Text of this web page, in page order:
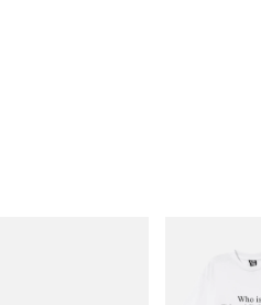
Billionaire
D Cotton T-